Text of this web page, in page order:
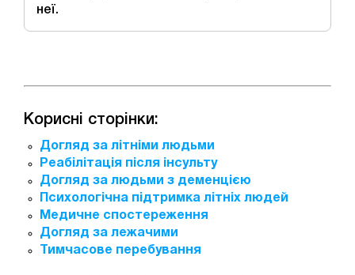
неї.
Корисні сторінки:
Догляд за літніми людьми
Реабілітація після інсульту
Догляд за людьми з деменцією
Психологічна підтримка літніх людей
Медичне спостереження
Догляд за лежачими
Тимчасове перебування